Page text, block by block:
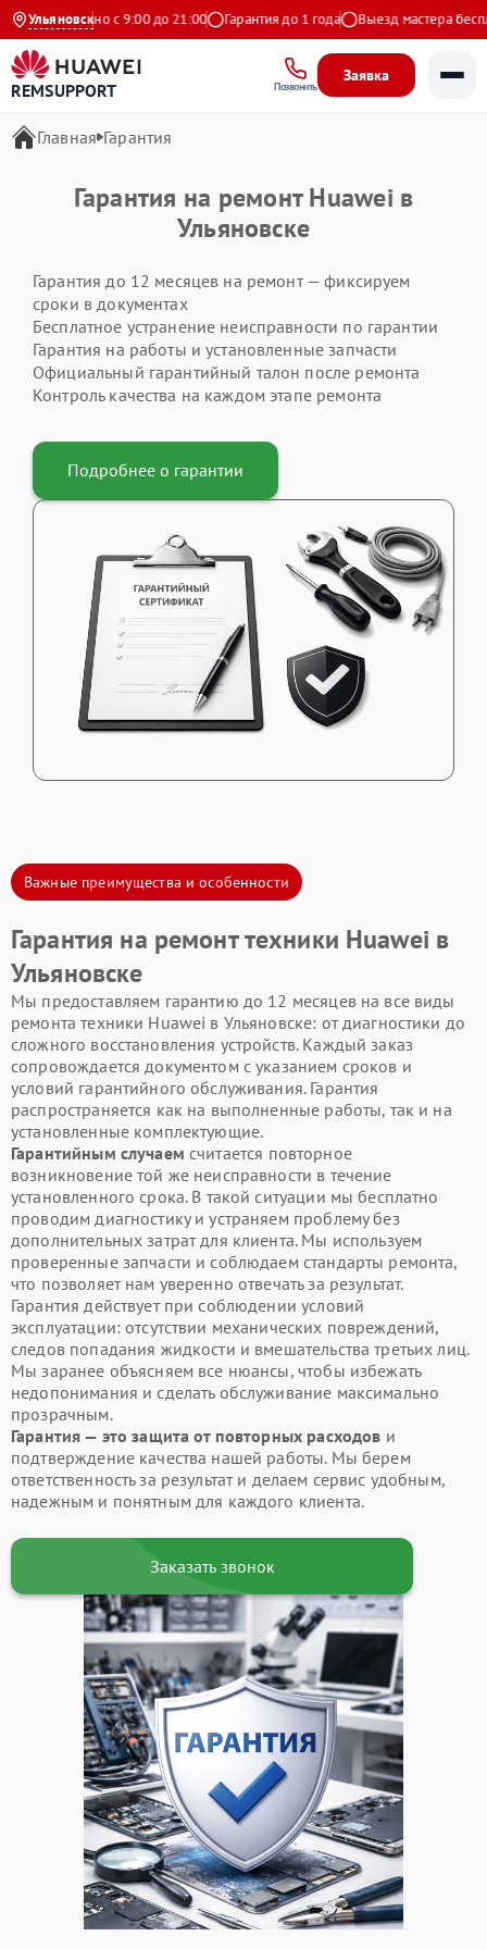
Ульяновск
Ежедневно с 9:00 до 21:00 Гарантия до 1 года Выезд мастера
REMSUPPORT Позвонить
Заявка
Главная Гарантия
Гарантия на ремонт Huawei в
Ульяновске
Гарантия до 12 месяцев на ремонт — фиксируем
сроки в документах
Бесплатное устранение неисправности по гарантии
Гарантия на работы и установленные запчасти
Официальный гарантийный талон после ремонта
Контроль качества на каждом этапе ремонта
Подробнее о гарантии
Важные преимущества и особенности
Гарантия на ремонт техники Huawei в
Ульяновске
Мы предоставляем гарантию до 12 месяцев на все виды
ремонта техники Huawei в Ульяновске: от диагностики до
сложного восстановления устройств. Каждый заказ
сопровождается документом с указанием сроков и
условий гарантийного обслуживания. Гарантия
распространяется как на выполненные работы, так и на
установленные комплектующие.
Гарантийным случаем считается повторное
возникновение той же неисправности в течение
установленного срока. В такой ситуации мы бесплатно
проводим диагностику и устраняем проблему без
дополнительных затрат для клиента. Мы используем
проверенные запчасти и соблюдаем стандарты ремонта,
что позволяет нам уверенно отвечать за результат.
Гарантия действует при соблюдении условий
эксплуатации: отсутствии механических повреждений,
следов попадания жидкости и вмешательства третьих лиц.
Мы заранее объясняем все нюансы, чтобы избежать
недопонимания и сделать обслуживание максимально
прозрачным.
Гарантия — это защита от повторных расходов и
подтверждение качества нашей работы. Мы берем
ответственность за результат и делаем сервис удобным,
надежным и понятным для каждого клиента.
Заказать звонок